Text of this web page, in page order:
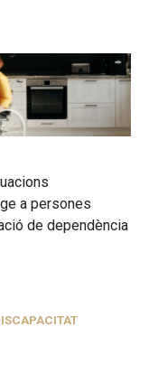
a persones
de dependència